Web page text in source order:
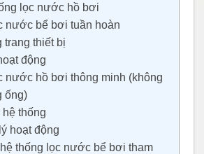
lọc nước hồ bơi
nước bể bơi tuần hoàn
trang thiết bị
động
nước hồ bơi thông minh (không
ống)
thống
hoạt động
thống lọc nước bể bơi tham